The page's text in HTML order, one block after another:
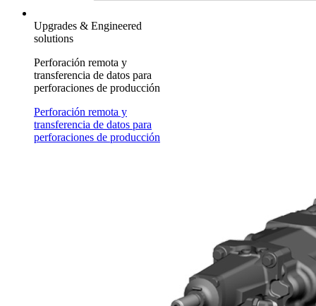
Upgrades & Engineered
solutions
Perforación remota y
transferencia de datos para
perforaciones de producción
Perforación remota y
transferencia de datos para
perforaciones de producción